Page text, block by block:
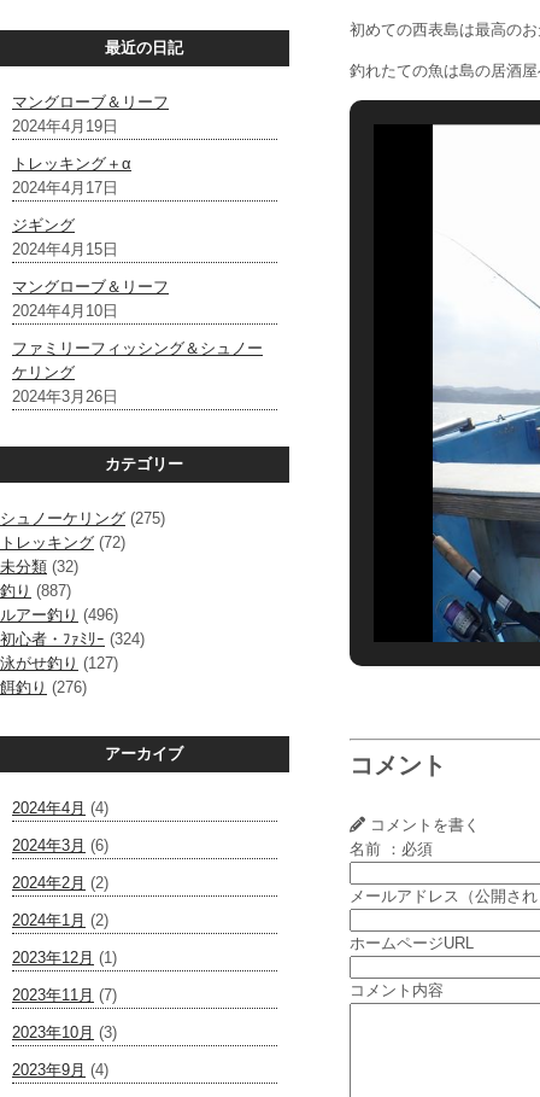
最近の日記
マングローブ＆リーフ
2024年4月19日
トレッキング＋α
2024年4月17日
ジギング
2024年4月15日
マングローブ＆リーフ
2024年4月10日
ファミリーフィッシング＆シュノー
ケリング
2024年3月26日
カテゴリー
シュノーケリング (275)
トレッキング (72)
未分類 (32)
釣り (887)
ルアー釣り (496)
初心者・ﾌｧﾐﾘｰ (324)
泳がせ釣り (127)
餌釣り (276)
アーカイブ
2024年4月 (4)
2024年3月 (6)
2024年2月 (2)
2024年1月 (2)
2023年12月 (1)
2023年11月 (7)
2023年10月 (3)
2023年9月 (4)
初めての西表島は最高の
釣れたての魚は島の居酒
コメント
コメントを書く
名前 ：必須
メールアドレス（公開さ
ホームページURL
コメント内容